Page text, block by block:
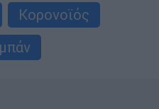
Κορονοϊός